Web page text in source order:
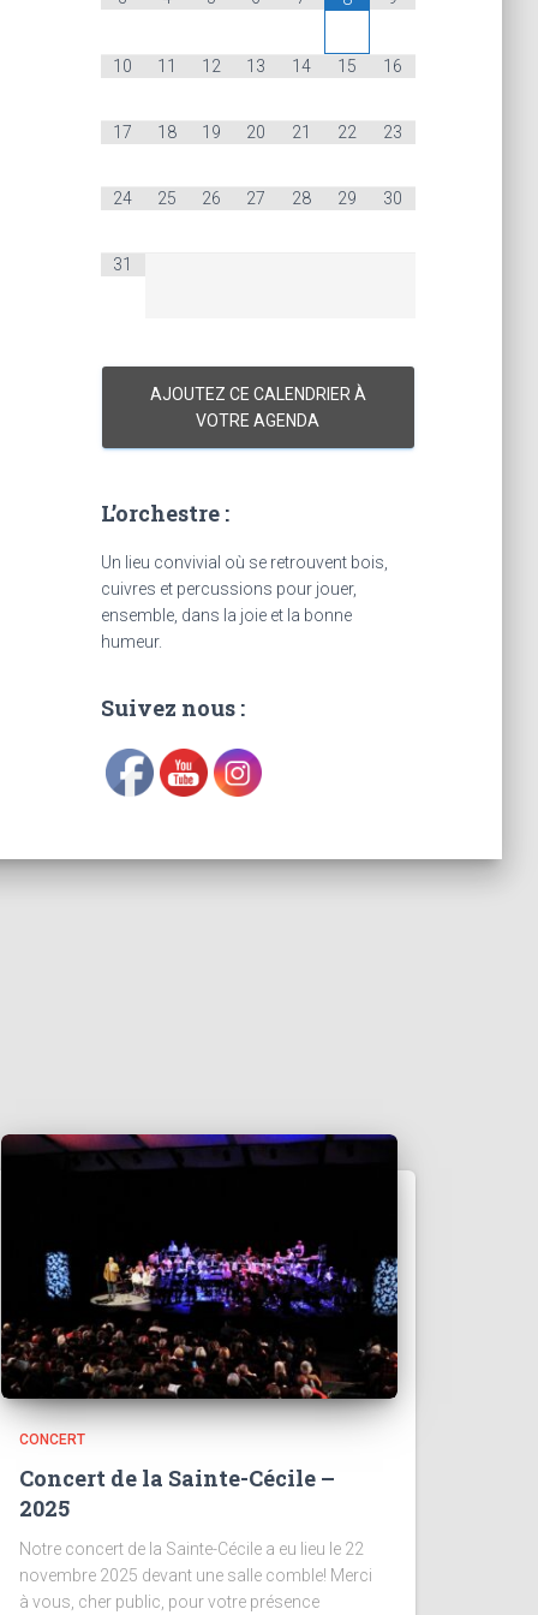
10 11 12 13 14 15 16
17 18 19 20 21 22 23
24 25 26 27 28 29 30
31
AJOUTEZ CE CALENDRIER À
VOTRE AGENDA
L’orchestre :
Un lieu convivial où se retrouvent bois,
cuivres et percussions pour jouer,
ensemble, dans la joie et la bonne
humeur.
Suivez nous :
CONCERT
Concert de la Sainte-Cécile –
2025
Notre concert de la Sainte-Cécile a eu lieu le 22
novembre 2025 devant une salle comble! Merci
à vous, cher public, pour votre présence